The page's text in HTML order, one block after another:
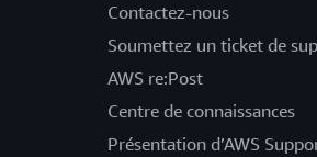
Contactez-nous
Soumettez un ticket de
AWS re:Post
Centre de connaissances
Présentation d’AWS